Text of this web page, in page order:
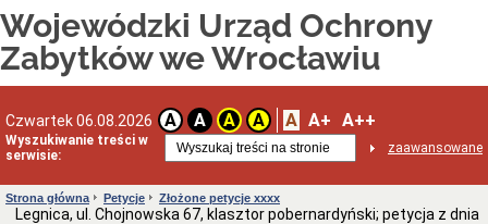
Wojewódzki Urząd Ochrony
Zabytków we Wrocławiu
Czwartek 06.08.2026 A A A A A A+ A++
Wyszukiwanie treści w
serwisie:
zaawansowane
realizowanym
projekcie
dofinansowanym
Europejskich
Delegatury
adresowe
Podstawy
Strona główna Petycje Złożone petycje xxxx
Legnica, ul. Chojnowska 67, klasztor pobernardyński; petycja z dnia